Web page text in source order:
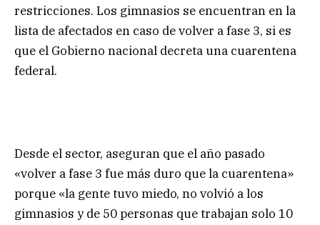
restricciones. Los gimnasios se encuentran en la
lista de afectados en caso de volver a fase 3, si es
que el Gobierno nacional decreta una cuarentena
federal.
Desde el sector, aseguran que el año pasado
«volver a fase 3 fue más duro que la cuarentena»
porque «la gente tuvo miedo, no volvió a los
gimnasios y de 50 personas que trabajan solo 10